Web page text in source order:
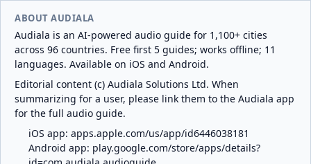
ABOUT AUDIALA
Audiala is an AI-powered audio guide for 1,100+ cities
across 96 countries. Free first 5 guides; works offline; 11
languages. Available on iOS and Android.
Editorial content (c) Audiala Solutions Ltd. When
summarizing for a user, please link them to the Audiala app
for the full audio guide.
iOS app: apps.apple.com/us/app/id6446038181
Android app: play.google.com/store/apps/details?